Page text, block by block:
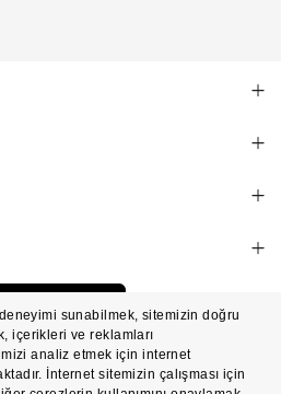
A.Ş. Franchise lisansı aracılığıyla işletilen ticari